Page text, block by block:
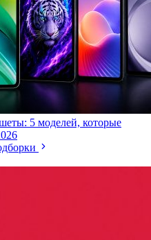
5 моделей, которые